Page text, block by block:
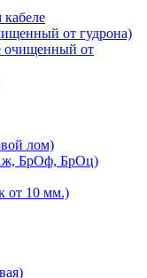
от гудрона)
очищенный от
лом)
БрОф, БрОц)
от 10 мм.)